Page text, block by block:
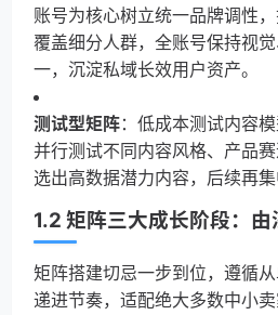
账号为核心树立统一品牌调性
覆盖细分人群，全账号保持视
一，沉淀私域长效用户资产。
测试型矩阵：低成本测试内容
并行测试不同内容风格、产品
选出高数据潜力内容，后续再集
1.2 矩阵三大成长阶段：
矩阵搭建切忌一步到位，遵循
递进节奏，适配绝大多数中小卖